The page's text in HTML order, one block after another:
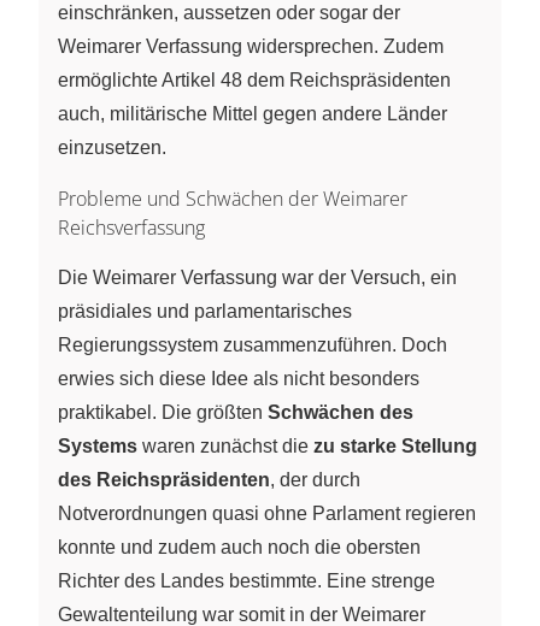
einschränken, aussetzen oder sogar der
Weimarer Verfassung widersprechen. Zudem
ermöglichte Artikel 48 dem Reichspräsidenten
auch, militärische Mittel gegen andere Länder
einzusetzen.
Probleme und Schwächen der Weimarer
Reichsverfassung
Die Weimarer Verfassung war der Versuch, ein
präsidiales und parlamentarisches
Regierungssystem zusammenzuführen. Doch
erwies sich diese Idee als nicht besonders
praktikabel. Die größten Schwächen des
Systems waren zunächst die zu starke Stellung
des Reichspräsidenten, der durch
Notverordnungen quasi ohne Parlament regieren
konnte und zudem auch noch die obersten
Richter des Landes bestimmte. Eine strenge
Gewaltenteilung war somit in der Weimarer